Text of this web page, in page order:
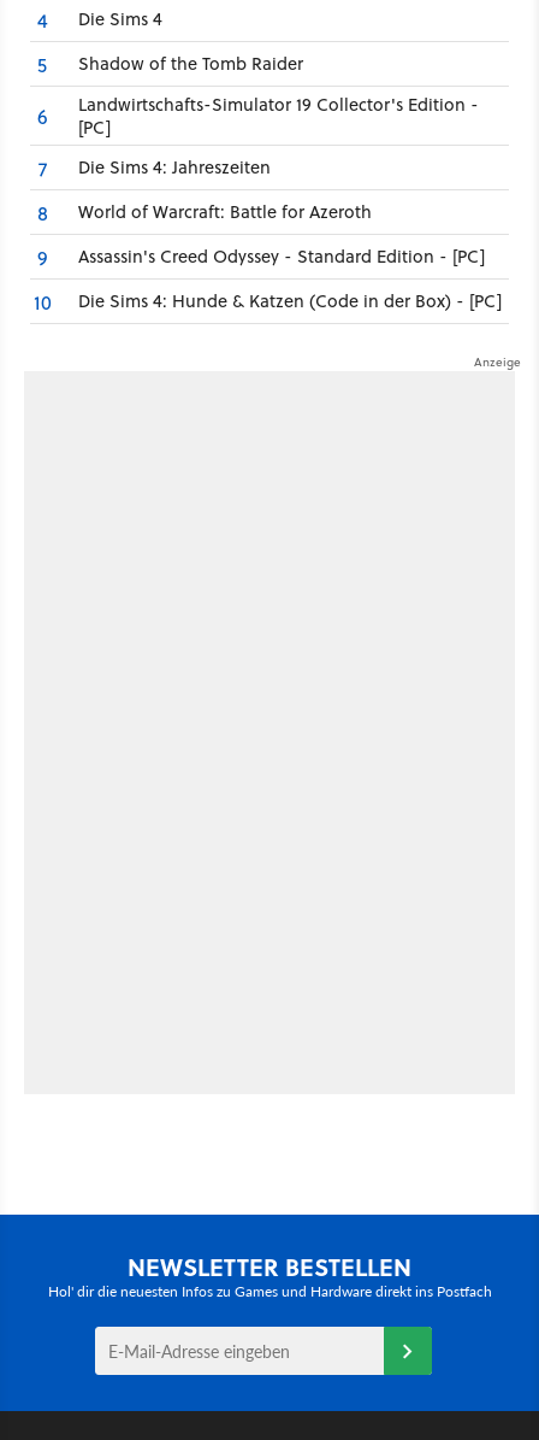
4 Die Sims 4
5 Shadow of the Tomb Raider
6
Landwirtschafts-Simulator 19 Collector's Edition -
[PC]
7 Die Sims 4: Jahreszeiten
8 World of Warcraft: Battle for Azeroth
9 Assassin's Creed Odyssey - Standard Edition - [PC]
10 Die Sims 4: Hunde & Katzen (Code in der Box) - [PC]
NEWSLETTER BESTELLEN
Hol' dir die neuesten Infos zu Games und Hardware direkt ins Postfach